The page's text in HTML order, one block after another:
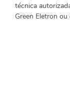
técnica
Green Eletron